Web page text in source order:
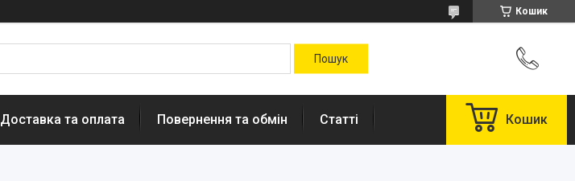
Кошик
Доставка та оплата Повернення та обмін Статті Кошик